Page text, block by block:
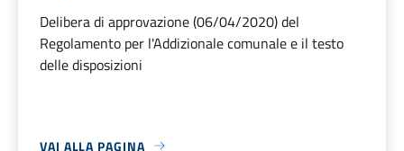
Delibera di approvazione (06/04/2020) del
Regolamento per l'Addizionale comunale e il testo
delle disposizioni
VAI ALLA PAGINA